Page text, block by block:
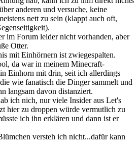
anderen und versuche, keine
nett zu sein (klappt auch oft,
im Forum leider nicht vorhanden, aber
Otter.
mit Einhörnern ist zwiegespalten.
da war in meinem Minecraft-
Einhorn mit drin, seit ich allerdings
wie fanatisch die Dinger sammelt und
langsam davon distanziert.
ich nich, nur viele Insider aus Let's
hier zu droppen würde vermutlich zu
ich ihn erklären und dann ist er
versteh ich nicht...dafür kann